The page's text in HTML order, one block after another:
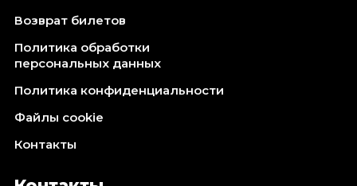
Возврат билетов
Политика обработки
персональных данных
Политика конфиденциальности
Файлы cookie
Контакты